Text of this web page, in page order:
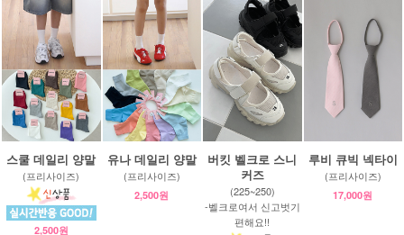
스쿨 데일리 양말
(프리사이즈)
2,500원
유나 데일리 양말
(프리사이즈)
2,500원
버킷 벨크로 스니
커즈
(225~250)
-벨크로여서 신고벗기
편해요!!
루비 큐빅 넥타이
(프리사이즈)
17,000원